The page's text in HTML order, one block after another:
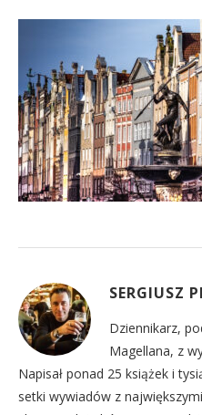
SERGIUSZ
Dziennikarz,
Magellana, z
Napisał ponad 25 książek i
setki wywiadów z